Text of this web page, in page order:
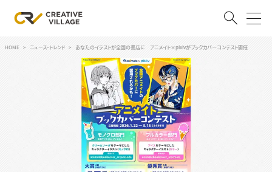
ログイン 会員登録
クリエイター求人を探す
CREATIVE JOB求人検索
HOME ニュース・トレンド あなたのイラストが全国の書店に アニメイト×pixivがブックカバーコンテスト開催